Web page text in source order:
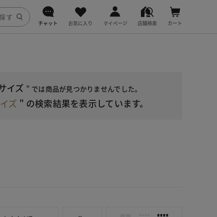
チャット お気に入り マイページ 店舗検索
fitfit
カート
イズ " では商品が見つかりませんでした。
ズ " の検索結果を表示しています。